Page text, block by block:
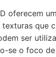
oferecem
que
ser
se o foco